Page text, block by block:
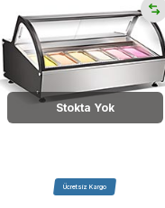
Stokta Yok
Ücretsiz Kargo